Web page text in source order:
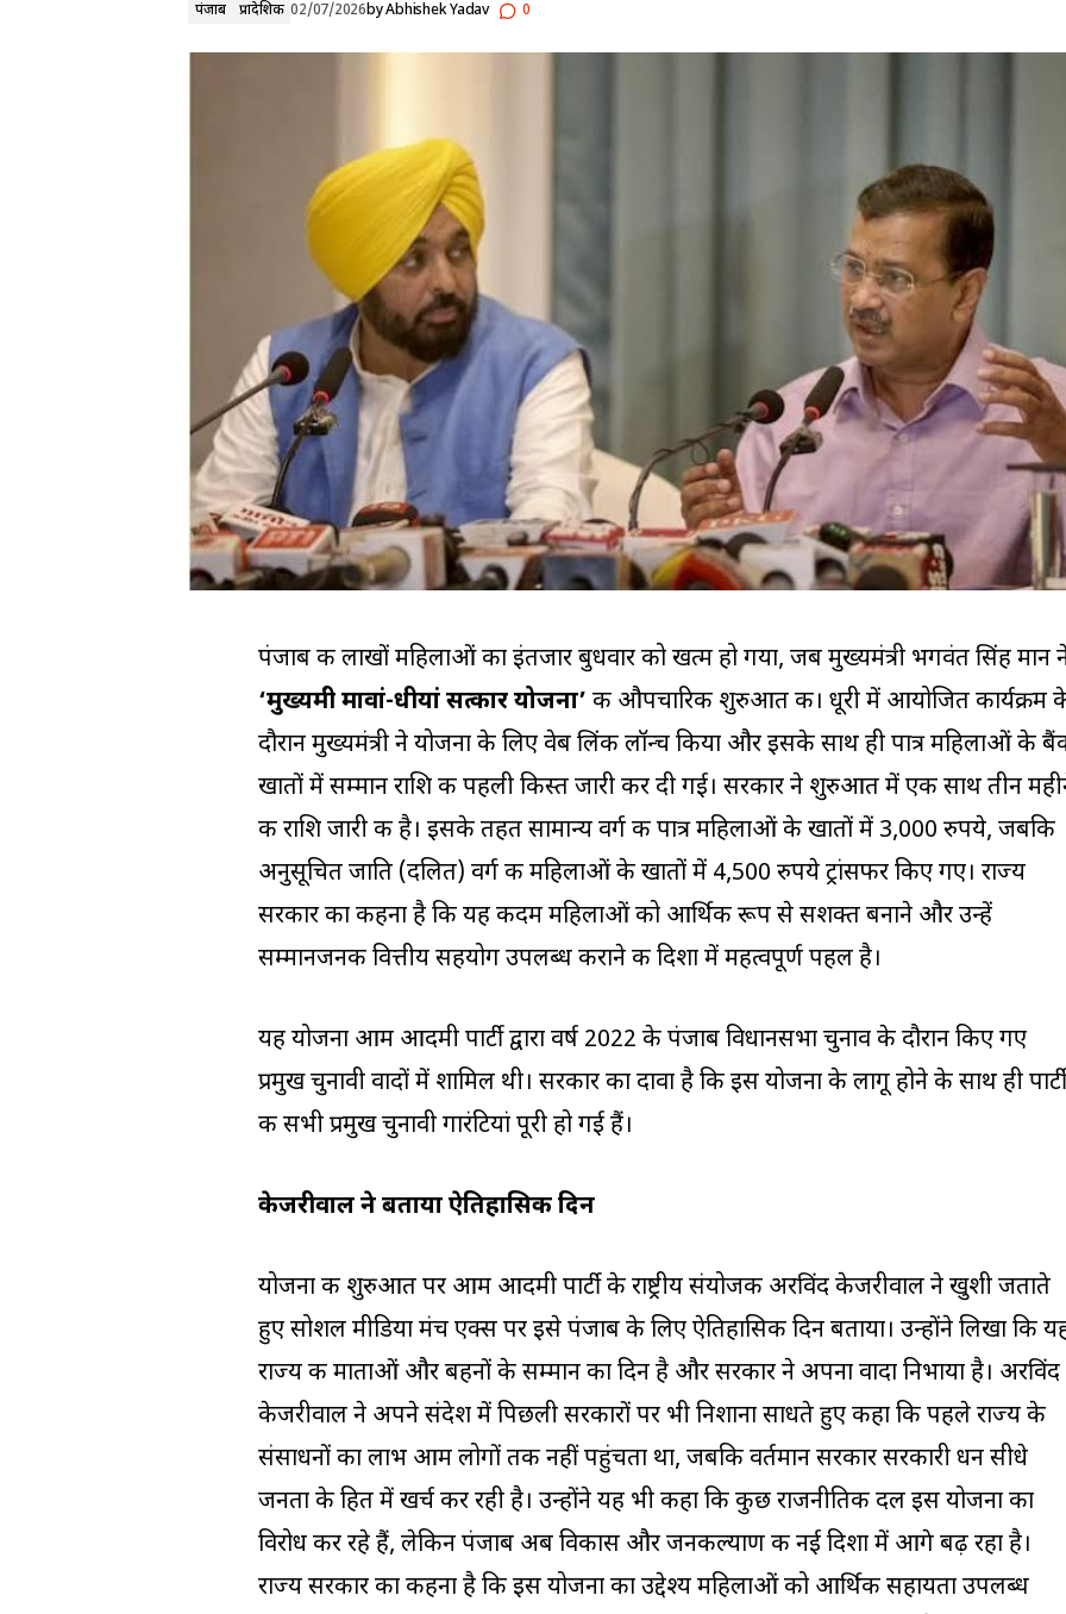
पंजाब प्रादेशिक 02/07/2026byAbhishek Yadav 0
पंजाब की लाखों महिलाओं का इंतजार बुधवार को खत्म हो गया, जब मुख्यमंत्री भगवंत सिंह मान
‘मुख्यमंत्री मावां-धीयां सत्कार योजना’ की औपचारिक शुरुआत की। धूरी में आयोजित कार्यक्रम
दौरान मुख्यमंत्री ने योजना के लिए वेब लिंक लॉन्च किया और इसके साथ ही पात्र महिलाओं के
खातों में सम्मान राशि की पहली किस्त जारी कर दी गई। सरकार ने शुरुआत में एक साथ तीन
की राशि जारी की है। इसके तहत सामान्य वर्ग की पात्र महिलाओं के खातों में 3,000 रुपये, जबकि
अनुसूचित जाति (दलित) वर्ग की महिलाओं के खातों में 4,500 रुपये ट्रांसफर किए गए। राज्य
सरकार का कहना है कि यह कदम महिलाओं को आर्थिक रूप से सशक्त बनाने और उन्हें
सम्मानजनक वित्तीय सहयोग उपलब्ध कराने की दिशा में महत्वपूर्ण पहल है।
यह योजना आम आदमी पार्टी द्वारा वर्ष 2022 के पंजाब विधानसभा चुनाव के दौरान किए गए
प्रमुख चुनावी वादों में शामिल थी। सरकार का दावा है कि इस योजना के लागू होने के साथ ही पार्टी
की सभी प्रमुख चुनावी गारंटियां पूरी हो गई हैं।
केजरीवाल ने बताया ऐतिहासिक दिन
योजना की शुरुआत पर आम आदमी पार्टी के राष्ट्रीय संयोजक अरविंद केजरीवाल ने खुशी जताते
हुए सोशल मीडिया मंच एक्स पर इसे पंजाब के लिए ऐतिहासिक दिन बताया। उन्होंने लिखा कि
राज्य की माताओं और बहनों के सम्मान का दिन है और सरकार ने अपना वादा निभाया है। अरविंद
केजरीवाल ने अपने संदेश में पिछली सरकारों पर भी निशाना साधते हुए कहा कि पहले राज्य के
संसाधनों का लाभ आम लोगों तक नहीं पहुंचता था, जबकि वर्तमान सरकार सरकारी धन सीधे
जनता के हित में खर्च कर रही है। उन्होंने यह भी कहा कि कुछ राजनीतिक दल इस योजना का
विरोध कर रहे हैं, लेकिन पंजाब अब विकास और जनकल्याण की नई दिशा में आगे बढ़ रहा है।
राज्य सरकार का कहना है कि इस योजना का उद्देश्य महिलाओं को आर्थिक सहायता उपलब्ध